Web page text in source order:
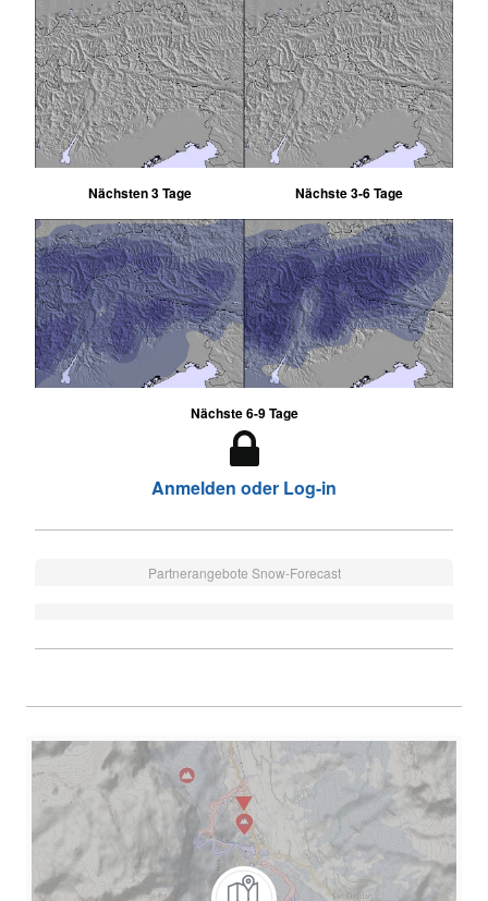
Nächsten 3 Tage Nächste 3-6 Tage
Nächste 6-9 Tage
Anmelden oder Log-in
Partnerangebote Snow-Forecast